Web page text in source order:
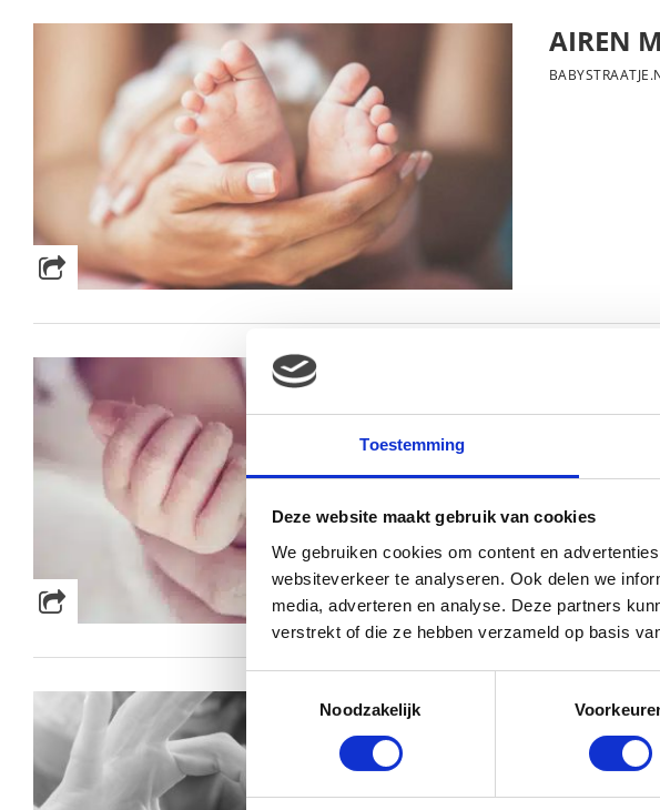
Toestemming
Deze website maakt gebruik van cookies
We gebruiken cookies om content en
websiteverkeer te analyseren. Ook delen we
media, adverteren en analyse. Deze partners
verstrekt of die ze hebben verzameld op basis
Noodzakelijk
AIREN
FOTO:
KIM
MANNEN